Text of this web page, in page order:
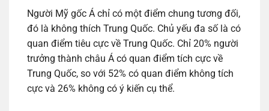
Người Mỹ gốc Á chỉ có một điểm chung tương đối,
đó là không thích Trung Quốc. Chủ yếu đa số là có
quan điểm tiêu cực về Trung Quốc. Chỉ 20% người
trưởng thành châu Á có quan điểm tích cực về
Trung Quốc, so với 52% có quan điểm không tích
cực và 26% không có ý kiến cụ thể.